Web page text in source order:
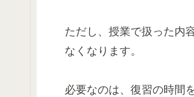
ただし、授業で扱った内
なくなります。
必要なのは、復習の時間